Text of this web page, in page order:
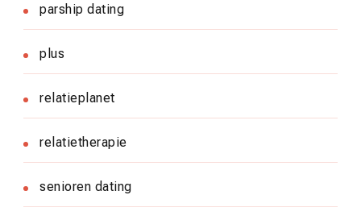
parship dating
plus
relatieplanet
relatietherapie
senioren dating